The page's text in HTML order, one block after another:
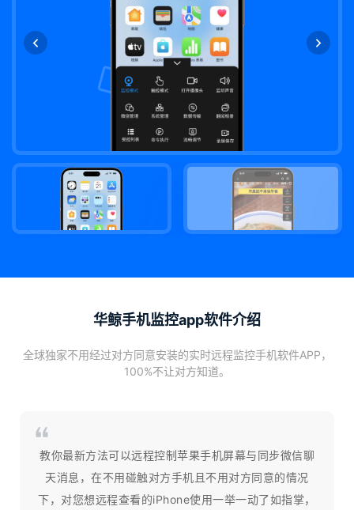
华鲸手机监控app软件介绍
全球独家不用经过对方同意安装的实时远程监控手机软件APP，
100%不让对方知道。
教你最新方法可以远程控制苹果手机屏幕与同步微信聊
天消息，在不用碰触对方手机且不用对方同意的情况
下，对您想远程查看的iPhone使用一举一动了如指掌，